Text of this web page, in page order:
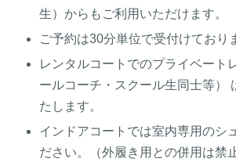
生）からもご利用いただけます。
ご予約は30分単位で受付けており
レンタルコートでのプライベート
ールコーチ・スクール生同士等）
たします。
インドアコートでは室内専用のシ
ださい。（外履き用との併用は禁